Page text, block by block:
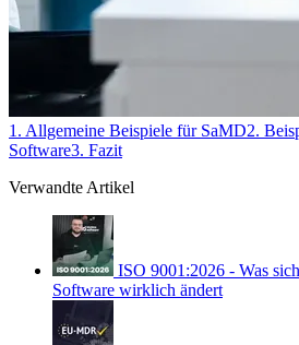
1. Allgemeine Beispiele für SaMD2.
Software3. Fazit
Verwandte Artikel
ISO 9001:2026 - Was
Software wirklich ändert